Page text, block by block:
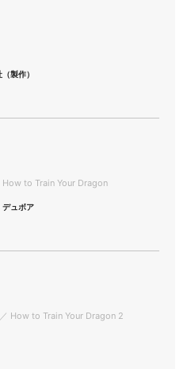
製作）
to Train Your Dragon
デュボア
How to Train Your Dragon 2